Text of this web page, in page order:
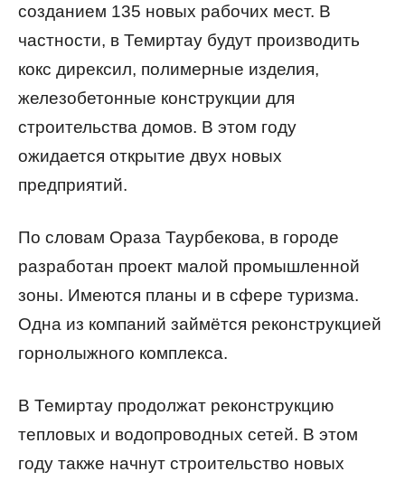
созданием 135 новых рабочих мест. В
частности, в Темиртау будут производить
кокс дирексил, полимерные изделия,
железобетонные конструкции для
строительства домов. В этом году
ожидается открытие двух новых
предприятий.
По словам Ораза Таурбекова, в городе
разработан проект малой промышленной
зоны. Имеются планы и в сфере туризма.
Одна из компаний займётся реконструкцией
горнолыжного комплекса.
В Темиртау продолжат реконструкцию
тепловых и водопроводных сетей. В этом
году также начнут строительство новых